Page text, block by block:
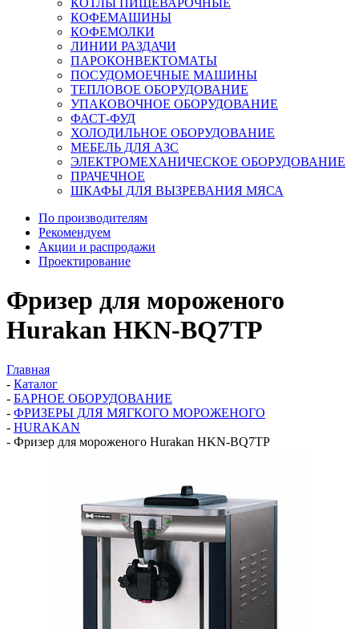
КОТЛЫ ПИЩЕВАРОЧНЫЕ
КОФЕМАШИНЫ
КОФЕМОЛКИ
ЛИНИИ РАЗДАЧИ
ПАРОКОНВЕКТОМАТЫ
ПОСУДОМОЕЧНЫЕ МАШИНЫ
ТЕПЛОВОЕ ОБОРУДОВАНИЕ
УПАКОВОЧНОЕ ОБОРУДОВАНИЕ
ФАСТ-ФУД
ХОЛОДИЛЬНОЕ ОБОРУДОВАНИЕ
МЕБЕЛЬ ДЛЯ АЗС
ЭЛЕКТРОМЕХАНИЧЕСКОЕ ОБОРУДОВАНИЕ
ПРАЧЕЧНОЕ
ШКАФЫ ДЛЯ ВЫЗРЕВАНИЯ МЯСА
По производителям
Рекомендуем
Акции и распродажи
Проектирование
Фризер для мороженого
Hurakan HKN-BQ7TP
Главная
- Каталог
- БАРНОЕ ОБОРУДОВАНИЕ
- ФРИЗЕРЫ ДЛЯ МЯГКОГО МОРОЖЕНОГО
- HURAKAN
- Фризер для мороженого Hurakan HKN-BQ7TP